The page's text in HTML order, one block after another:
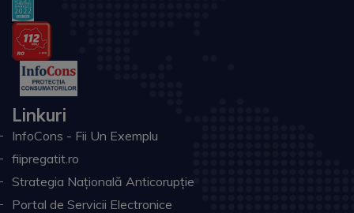
Linkuri
InfoCons - Fii Un Exemplu
fiipregatit.ro
Strategia Națională Anticorupție
Portal de Servicii Electronice